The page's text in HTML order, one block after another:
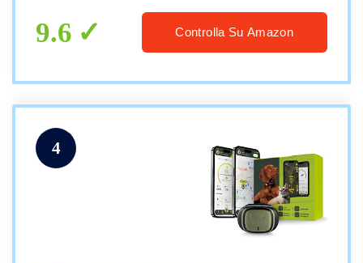
9.6 Controlla Su Amazon
4